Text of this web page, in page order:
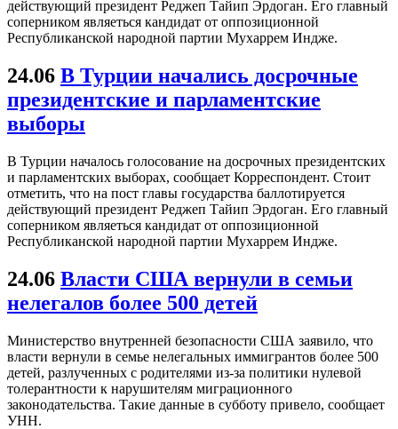
действующий президент Реджеп Тайип Эрдоган. Его главный
соперником являеться кандидат от оппозиционной
Республиканской народной партии Мухаррем Индже.
24.06 В Турции начались досрочные
президентские и парламентские
выборы
В Турции началось голосование на досрочных президентских
и парламентских выборах, сообщает Корреспондент. Стоит
отметить, что на пост главы государства баллотируется
действующий президент Реджеп Тайип Эрдоган. Его главный
соперником являеться кандидат от оппозиционной
Республиканской народной партии Мухаррем Индже.
24.06 Власти США вернули в семьи
нелегалов более 500 детей
Министерство внутренней безопасности США заявило, что
власти вернули в семье нелегальных иммигрантов более 500
детей, разлученных с родителями из-за политики нулевой
толерантности к нарушителям миграционного
законодательства. Такие данные в субботу привело, сообщает
УНН.